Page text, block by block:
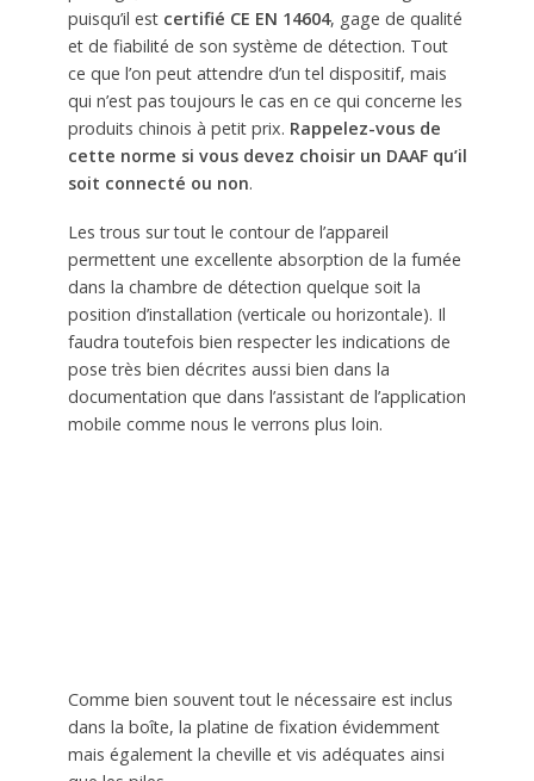
puisqu’il est certifié CE EN 14604, gage de qualité
et de fiabilité de son système de détection. Tout
ce que l’on peut attendre d’un tel dispositif, mais
qui n’est pas toujours le cas en ce qui concerne les
produits chinois à petit prix. Rappelez-vous de
cette norme si vous devez choisir un DAAF qu’il
soit connecté ou non.
Les trous sur tout le contour de l’appareil
permettent une excellente absorption de la fumée
dans la chambre de détection quelque soit la
position d’installation (verticale ou horizontale). Il
faudra toutefois bien respecter les indications de
pose très bien décrites aussi bien dans la
documentation que dans l’assistant de l’application
mobile comme nous le verrons plus loin.
Comme bien souvent tout le nécessaire est inclus
dans la boîte, la platine de fixation évidemment
mais également la cheville et vis adéquates ainsi